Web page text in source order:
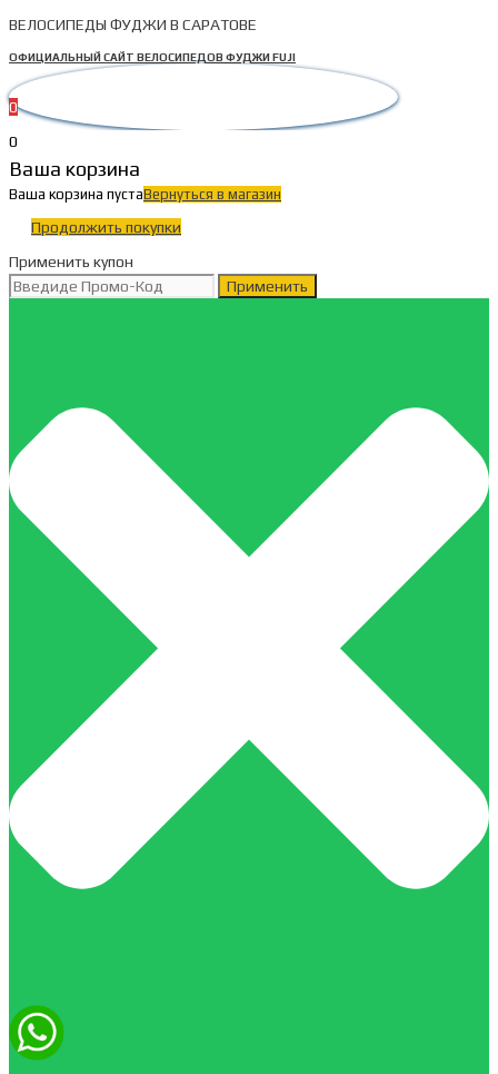
ВЕЛОСИПЕДЫ ФУДЖИ В САРАТОВЕ
ОФИЦИАЛЬНЫЙ САЙТ ВЕЛОСИПЕДОВ ФУДЖИ FUJI
0
0
Ваша корзина
Ваша корзина пустаВернуться в магазин
Продолжить покупки
Применить купон
Применить